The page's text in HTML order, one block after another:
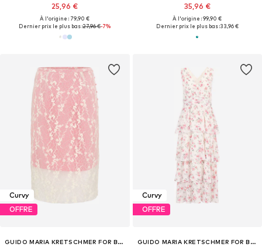
25,96 €
À l'origine : 79,90 €
Dernier prix le plus bas :27,96 €-7%
35,96 €
À l'origine : 99,90 €
Dernier prix le plus bas :33,96 €
Curvy
OFFRE
GUIDO MARIA KRETSCHMER FOR BRIDGERTON
Curvy
OFFRE
GUIDO MARIA KRETSCHMER FOR BRIDGERTON